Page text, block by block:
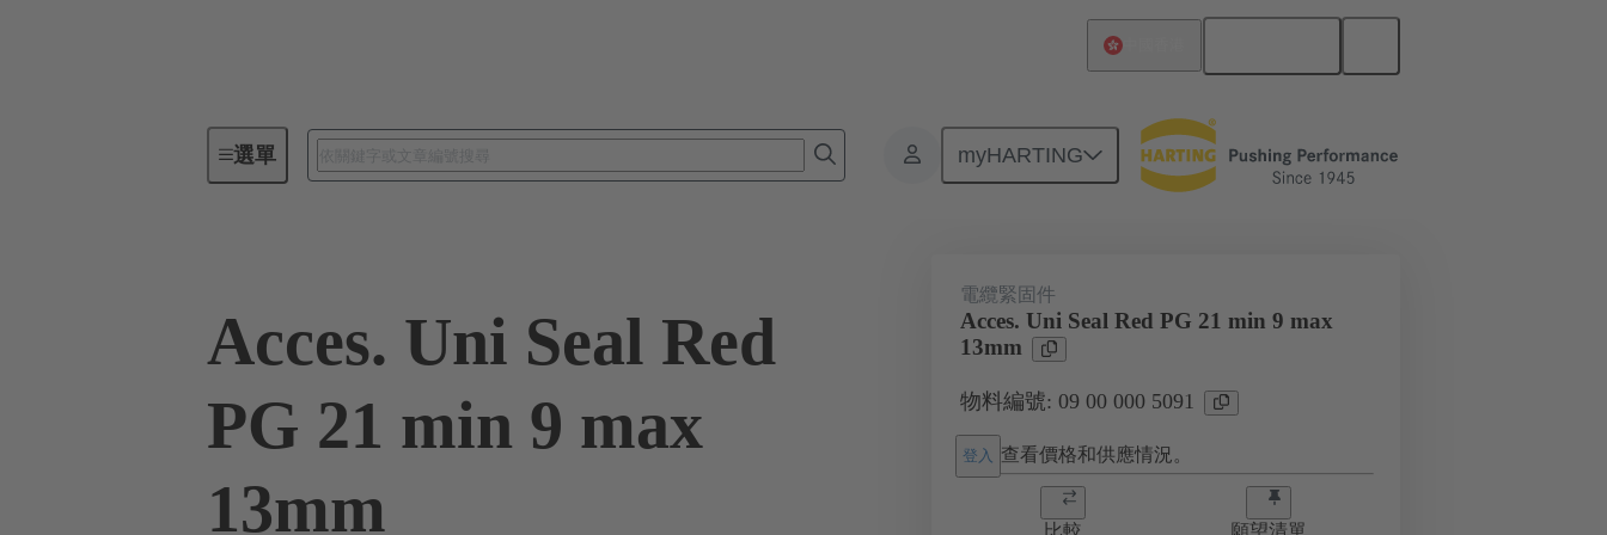
選單 myHARTING
電纜緊固件 09 00 000 5091
Acces. Uni Seal Red
PG 21 min 9 max
13mm
電纜緊固件
Acces. Uni Seal Red PG 21 min 9 max
13mm
物料編號: 09 00 000 5091
登入 查看價格和供應情況。
比較 願望清單